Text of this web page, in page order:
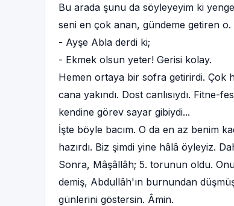
Bu arada şunu da söyleyeyim ki
seni en çok anan, gündeme getiren
- Ayşe Abla derdi ki;
- Ekmek olsun yeter! Gerisi kolay.
Hemen ortaya bir sofra getirirdi. Çok
cana yakındı. Dost canlısıydı.
kendine görev sayar gibiydi...
İşte böyle bacım. O da en az benim
hazırdı. Biz şimdi yine hâlâ öyleyiz.
Sonra, Mâşâllâh; 5. torunun oldu.
demiş, Abdullâh'ın burnundan
günlerini göstersin. Âmin.